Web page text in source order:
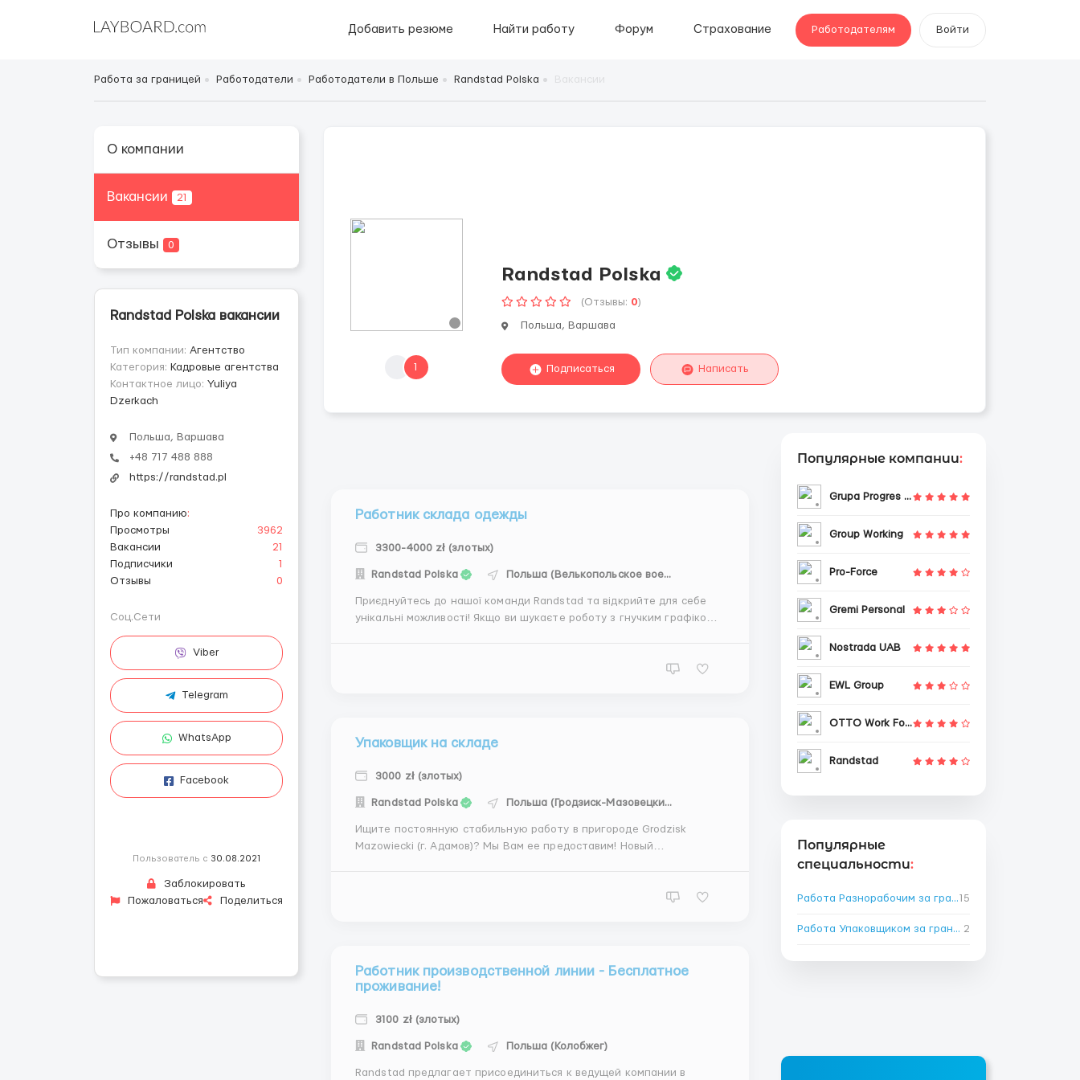
Добавить резюме Найти работу Форум Страхование Работодателям Войти
Работа за границей Работодатели Работодатели в Польше Randstad Polska
О компании
Вакансии 21
Отзывы 0
Randstad Polska вакансии
Тип компании: Агентство
Категория: Кадровые агентства
Контактное лицо: Yuliya
Dzerkach
Польша, Варшава
+48 717 488 888
https://randstad.pl
Про компанию:
Просмотры
3962
Вакансии
21
Подписчики
1
Отзывы
0
Соц.Сети
Viber
Telegram
WhatsApp
Facebook
Пользователь с 30.08.2021
Заблокировать
Пожаловаться
Поделиться
1
Randstad Polska
(Отзывы: 0)
Польша, Варшава
Подписаться Написать
Работник склада одежды
3300-4000 zł (злотых)
Randstad Polska Польша (Велькопольское воеводство)
Приєднуйтесь до нашої команди Randstad та відкрийте для себе
унікальні можливості! Якщо ви шукаєте роботу з гнучким графіком,
Упаковщик на складе
3000 zł (злотых)
Randstad Polska Польша (Гродзиск-Мазовецкий)
Ищите постоянную стабильную работу в пригороде Grodzisk
Mazowiecki (г. Адамов)? Мы Вам ее предоставим! Новый
комфортные условия проживания! На складепреобладает о...
Работник производственной линии - Бесплатное
проживание!
3100 zł (злотых)
Randstad Polska Польша (Колобжег)
Randstad предлагает присоединиться к ведущей компании в
Популярные компании:
Grupa Progres Sp. z o.o.
Group Working
Pro-Force
Gremi Personal
Nostrada UAB
EWL Group
OTTO Work Force
Randstad
Популярные
специальности:
Работа Разнорабочим за границей15
Работа Упаковщиком за границей 2